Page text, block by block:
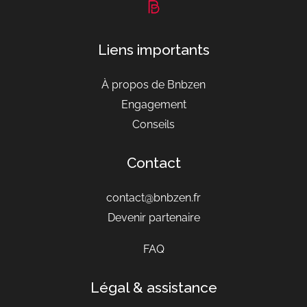
Liens importants
À propos de Bnbzen
Engagement
Conseils
Contact
contact@bnbzen.fr
Devenir partenaire
FAQ
Légal & assistance